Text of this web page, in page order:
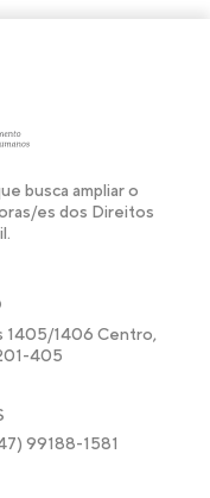
busca ampliar o
es dos Direitos
1405/1406 Centro,
405
99188-1581